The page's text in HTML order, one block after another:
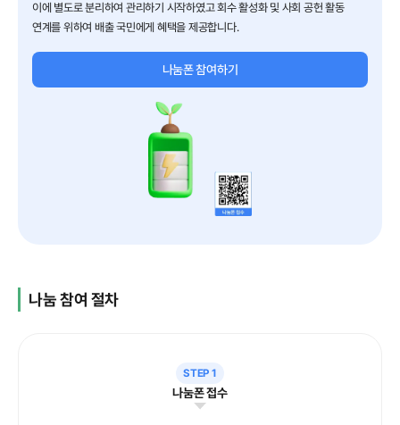
이에 별도로 분리하여 관리하기 시작하였고 회수 활성화 및 사회 공헌 활동
연계를 위하여 배출 국민에게 혜택을 제공합니다.
나눔폰 참여하기
나눔 참여 절차
STEP 1
나눔폰 접수